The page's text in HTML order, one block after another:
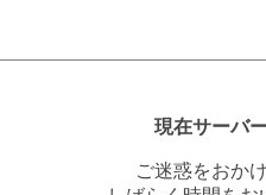
現在サーバ
ご迷惑をおか